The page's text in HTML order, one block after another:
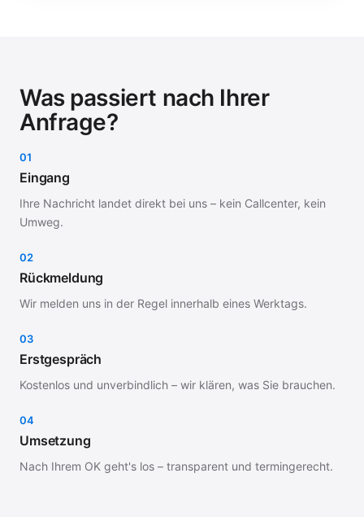
Was passiert nach Ihrer
Anfrage?
01
Eingang
Ihre Nachricht landet direkt bei uns – kein Callcenter, kein
Umweg.
02
Rückmeldung
Wir melden uns in der Regel innerhalb eines Werktags.
03
Erstgespräch
Kostenlos und unverbindlich – wir klären, was Sie brauchen.
04
Umsetzung
Nach Ihrem OK geht's los – transparent und termingerecht.